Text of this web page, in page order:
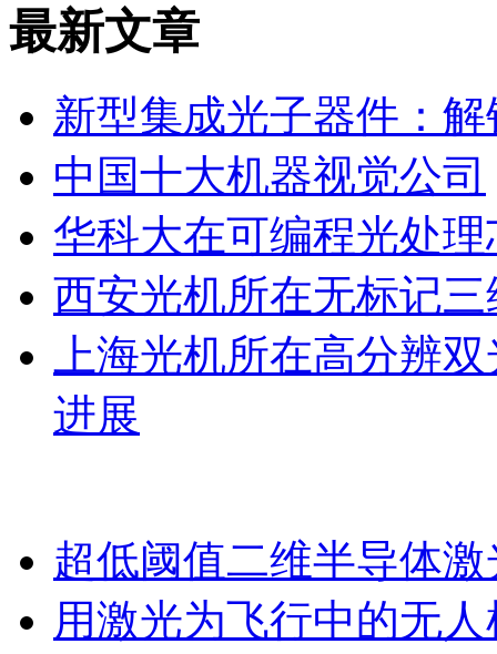
最新文章
新型集成光子器件：
中国十大机器视觉公司
华科大在可编程光处
西安光机所在无标记
上海光机所在高分辨
进展
超低阈值二维半导体
用激光为飞行中的无